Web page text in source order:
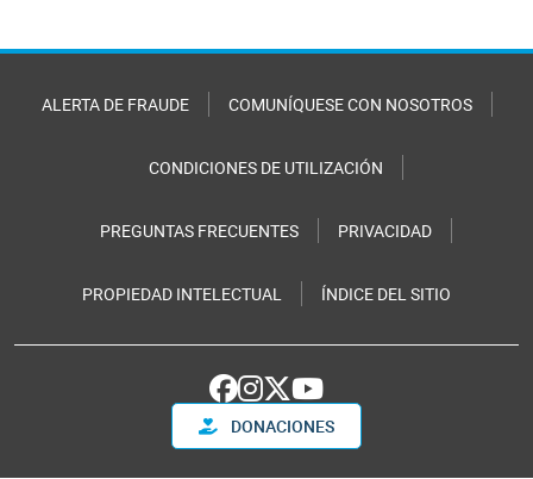
ALERTA DE FRAUDE COMUNÍQUESE CON NOSOTROS
CONDICIONES DE UTILIZACIÓN
PREGUNTAS FRECUENTES PRIVACIDAD
PROPIEDAD INTELECTUAL ÍNDICE DEL SITIO
DONACIONES